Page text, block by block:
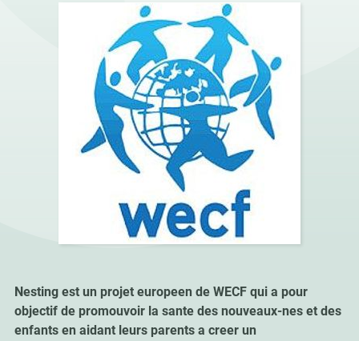
Nesting est un projet europeen de WECF qui a pour
objectif de promouvoir la sante des nouveaux-nes et des
enfants en aidant leurs parents a creer un